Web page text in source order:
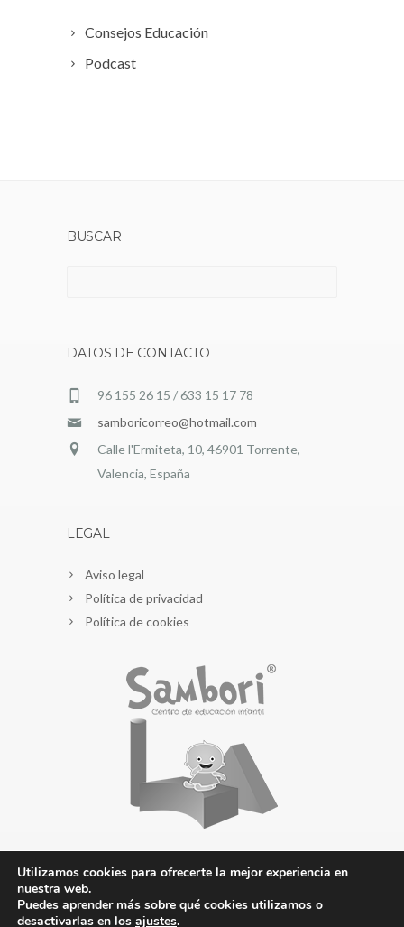
Consejos Educación
Podcast
BUSCAR
DATOS DE CONTACTO
96 155 26 15 / 633 15 17 78
samboricorreo@hotmail.com
Calle l'Ermiteta, 10, 46901 Torrente,
Valencia, España
LEGAL
Aviso legal
Política de privacidad
Política de cookies
Utilizamos cookies para ofrecerte la mejor experiencia en
nuestra web.
Puedes aprender más sobre qué cookies utilizamos o
desactivarlas en los ajustes.